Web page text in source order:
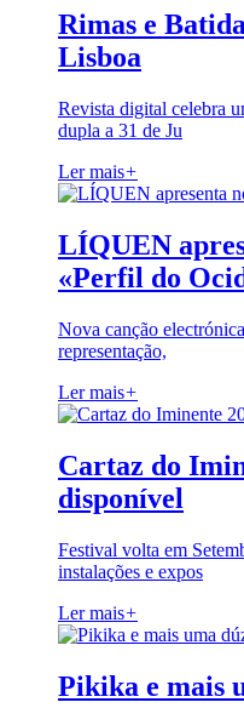
Rimas e
Lisboa
Revista digital celebra
dupla a 31 de Ju
Ler mais+
LÍQUEN
«Perfil do
Nova canção
representação,
Ler mais+
Cartaz do
disponível
Festival volta em
instalações e expos
Ler mais+
Pikika e mais